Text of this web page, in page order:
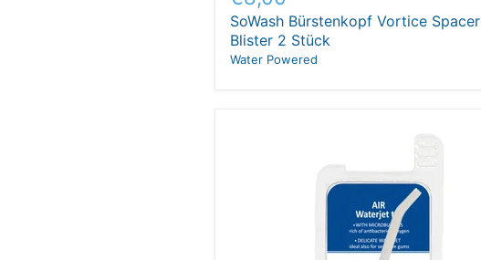
Preis
SoWash Bürstenkopf Vortice Spacer |
Blister 2 Stück
Water Powered